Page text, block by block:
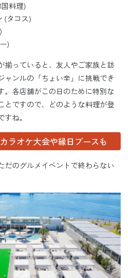
料理)
(タコス)
)
揃っていると、友人やご家族と訪
ャンルの「ちょい辛」に挑戦でき
。各店舗がこの日のために特別な
とですので、どのような料理が登
ね。
ラオケ大会や縁日ブースも
だのグルメイベントで終わらない